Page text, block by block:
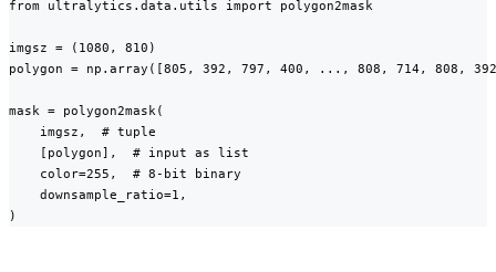
from ultralytics.data.utils import polygon2mask
imgsz = (1080, 810)
polygon = np.array([805, 392, 797, 400, ..., 808, 714, 808,
mask = polygon2mask(
    imgsz,  # tuple
    [polygon],  # input as list
    color=255,  # 8-bit binary
    downsample_ratio=1,
)